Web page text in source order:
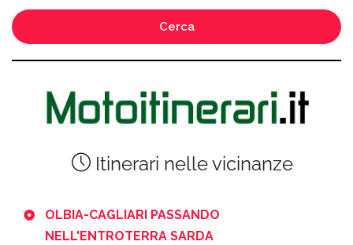
Cerca
Itinerari nelle vicinanze
OLBIA-CAGLIARI PASSANDO
NELL'ENTROTERRA SARDA